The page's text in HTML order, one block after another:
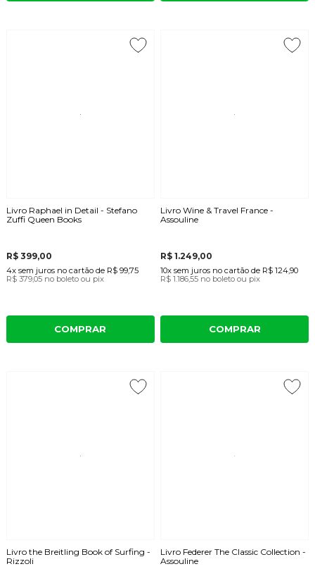
Livro Raphael in Detail - Stefano
Zuffi Queen Books
R$ 399,00
4x sem juros no cartãode R$ 99,75
R$ 379,05 no boleto ou pix
COMPRAR
Livro Wine & Travel France -
Assouline
R$ 1.249,00
10x sem juros no cartão de R$ 124,90
R$ 1.186,55 no boleto ou pix
COMPRAR
Livro the Breitling Book of Surfing -
Rizzoli
Livro Federer The Classic Collection -
Assouline